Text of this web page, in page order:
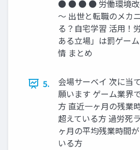
● ● ● ● 労働環境改
～ 出世と転職のメカ
る？自宅学習 活用！
ある立場」は罰ゲー
情 まとめ
5.
会場サーベイ 次に当
願います ゲーム業界
方 直近一ヶ月の残業
超えている方 過労死
ヶ月の平均残業時間
いる方